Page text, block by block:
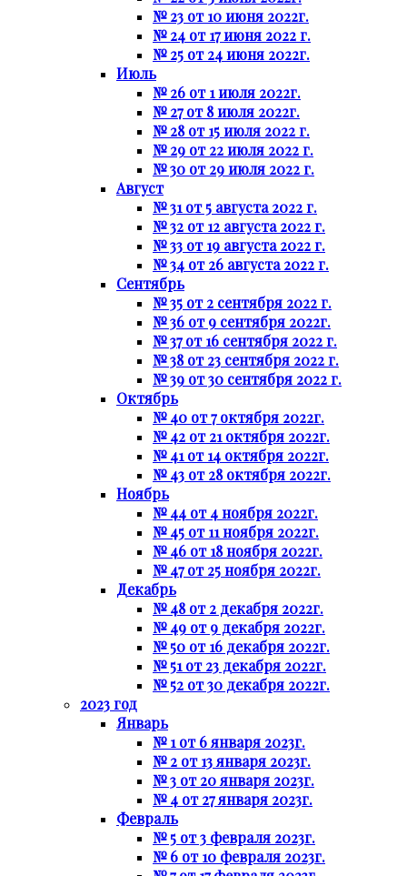
№ 23 от 10 июня 2022г.
№ 24 от 17 июня 2022 г.
№ 25 от 24 июня 2022г.
Июль
№ 26 от 1 июля 2022г.
№ 27 от 8 июля 2022г.
№ 28 от 15 июля 2022 г.
№ 29 от 22 июля 2022 г.
№ 30 от 29 июля 2022 г.
Август
№ 31 от 5 августа 2022 г.
№ 32 от 12 августа 2022 г.
№ 33 от 19 августа 2022 г.
№ 34 от 26 августа 2022 г.
Сентябрь
№ 35 от 2 сентября 2022 г.
№ 36 от 9 сентября 2022г.
№ 37 от 16 сентября 2022 г.
№ 38 от 23 сентября 2022 г.
№ 39 от 30 сентября 2022 г.
Октябрь
№ 40 от 7 октября 2022г.
№ 42 от 21 октября 2022г.
№ 41 от 14 октября 2022г.
№ 43 от 28 октября 2022г.
Ноябрь
№ 44 от 4 ноября 2022г.
№ 45 от 11 ноября 2022г.
№ 46 от 18 ноября 2022г.
№ 47 от 25 ноября 2022г.
Декабрь
№ 48 от 2 декабря 2022г.
№ 49 от 9 декабря 2022г.
№ 50 от 16 декабря 2022г.
№ 51 от 23 декабря 2022г.
№ 52 от 30 декабря 2022г.
2023 год
Январь
№ 1 от 6 января 2023г.
№ 2 от 13 января 2023г.
№ 3 от 20 января 2023г.
№ 4 от 27 января 2023г.
Февраль
№ 5 от 3 февраля 2023г.
№ 6 от 10 февраля 2023г.